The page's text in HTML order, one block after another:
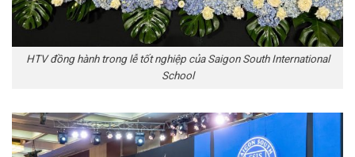
HTV đồng hành trong lễ tốt nghiệp của Saigon South International
School